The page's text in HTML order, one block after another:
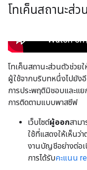
โทเค็นสถานะส่ว
โทเค็นสถานะส่วนตัวช่วย
ผู้ใช้จากบริบทหนึ่งไปยัง
การประพฤติมิชอบและแ
การติดตามแบบพาสซีฟ
เว็บไซต์ผู้ออกสาม
ใช้ที่แสดงให้เห็นว่
งานบัญชีอย่างต่อเ
การได้รับคะแนน